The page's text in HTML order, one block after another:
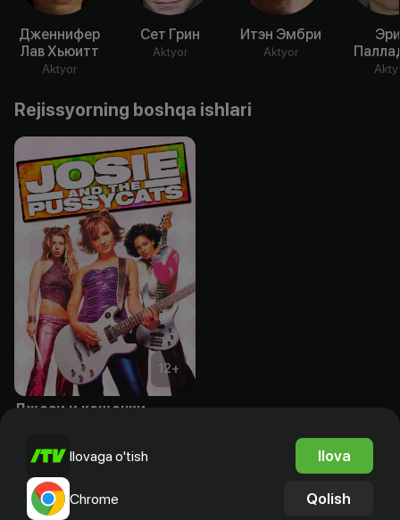
Дженнифер
Лав Хьюитт
Aktyor
Сет Грин
Aktyor
Итэн Эмбри
Aktyor
Rejissyorning boshqa ishlari
12+
Джози и кошечки
Ilovaga o'tish Ilova
Chrome Qolish